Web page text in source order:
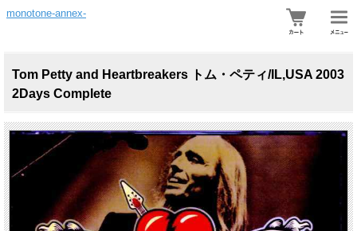
monotone-annex-
Tom Petty and Heartbreakers トム・ペティ/IL,USA 2003
2Days Complete